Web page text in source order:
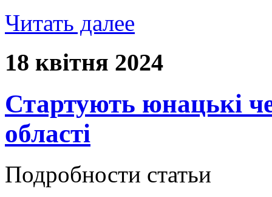
Читать далее
18 квітня 2024
Стартують юнацькі
області
Подробности статьи